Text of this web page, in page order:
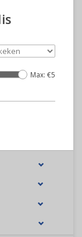
Max: €5